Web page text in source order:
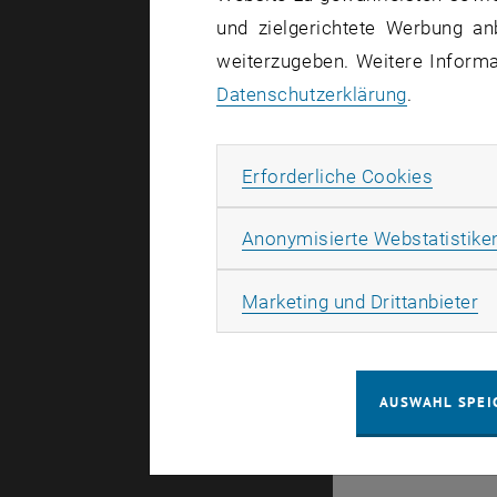
116210
und zielgerichtete Werbung
weiterzugeben. Weitere
Datenschutzerklärung.
Erforderliche Cookies
Anonymisierte
Marketing und Drittanbieter
AUSWAHL